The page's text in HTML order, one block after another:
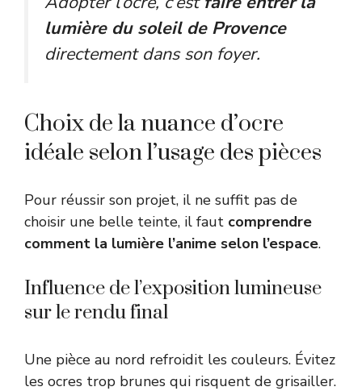
lumière du soleil de Provence
directement dans son foyer.
Choix de la nuance d’ocre
idéale selon l’usage des pièces
Pour réussir son projet, il ne suffit pas de
choisir une belle teinte, il faut comprendre
comment la lumière l’anime selon l’espace.
Influence de l’exposition lumineuse
sur le rendu final
Une pièce au nord refroidit les couleurs. Évitez
les ocres trop brunes qui risquent de grisailler.